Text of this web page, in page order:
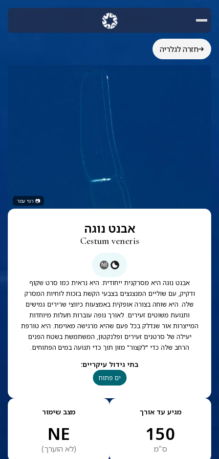
חזרה לגלריה
📷 רפי עמר
אבנט נוגה
Cestum veneris
NE
אבנט נוגה היא מסרקנית ייחודית. היא נראית כמו סרט שקוף
ודקיק, עם שוליים המנצנצים בצבעי הקשת בזכות לוחיות המסרק
שלה. היא שוחה בצורה אופקית באמצעות כיווצי שרירים גמישים
ותנועת משוטים זעירים. לאורך גופה עוברות תעלות מיוחדות
המייצרות אור שנדלק בכל פעם שהיא מרגישה מאוימת. היא טורפת
יעילה של סרטנים זעירים ופלנקטון, המשתמשת בשטח הפנים
הרחב שלה כדי "לקצור" מזון תוך כדי תנועה במים הפתוחים.
בתי גידול עיקריים:
ים פתוח
מגיע עד אורך
150
ס”מ
מצב שימור
NE
(לא הוערך)